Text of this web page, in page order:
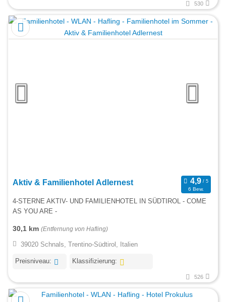
530
Aktiv & Familienhotel Adlernest
6 Bew.
4-STERNE AKTIV- UND FAMILIENHOTEL IN SÜDTIROL - COME
AS YOU ARE -​
30,1 km (Entfernung von Hafling)
39020 Schnals, Trentino-Südtirol, Italien
Preisniveau: Klassifizierung:
526